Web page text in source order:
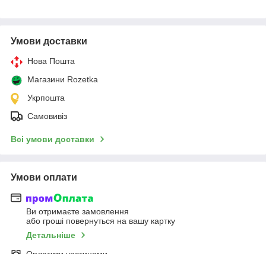
Умови доставки
Нова Пошта
Магазини Rozetka
Укрпошта
Самовивіз
Всі умови доставки
Умови оплати
Ви отримаєте замовлення
або гроші повернуться на вашу картку
Детальніше